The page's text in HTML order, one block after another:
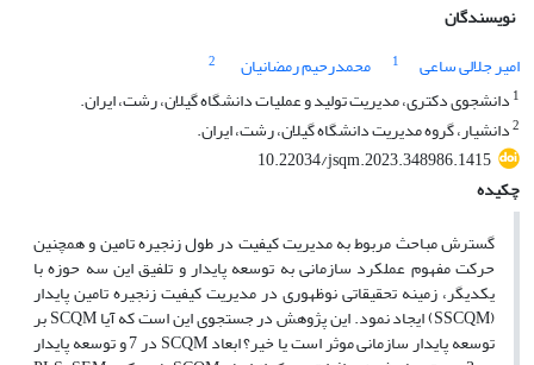
نویسندگان
امیر جلالی ساعی
1 محمدرحیم رمضانیان
2
1 دانشجوی دکتری، مدیریت تولید و عملیات دانشگاه گیلان، رشت، ایران.
2دانشیار، گروه مدیریت دانشگاه گیلان، رشت، ایران.
10.22034/jsqm.2023.348986.1415
چکیده
گسترش مباحث مربوط به مدیریت کیفیت در طول زنجیره تامین و همچنین
حرکت مفهوم عملکرد سازمانی به توسعه پایدار و تلفیق این سه حوزه با
یکدیگر، زمینه تحقیقاتی نوظهوری در مدیریت کیفیت زنجیره تامین پایدار
(SSCQM) ایجاد نمود. این پژوهش در جستجوی این است که آیا SCQM بر
توسعه پایدار سازمانی موثر است یا خیر؟ ابعاد SCQM در 7 و توسعه پایدار